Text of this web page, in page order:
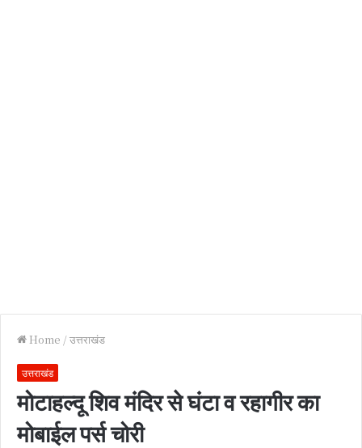
Home /उत्तराखंड
उत्तराखंड
मोटाहल्दू शिव मंदिर से घंटा व रहागीर का
मोबाईल पर्स चोरी